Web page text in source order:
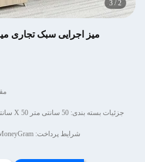
2
/
3
میز اجرایی سبک تجاری
جزئیات بسته بندی: 50 سانتی متر X 50 سانتی متر X 70 سانتی متر / قطعه / قطعه
شرایط پرداخت: L/C، D/A، D/P، T/T، Western Union، MoneyGram